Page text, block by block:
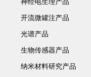
神经电生理产品
开流微罐注产品
光谱产品
生物传感器产品
纳米材料研究产品